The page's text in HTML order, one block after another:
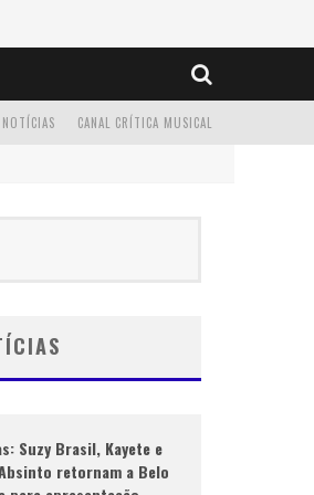
CANAL CRÍTICA MUSICAL
Suzy Brasil, Kayete e
retornam a Belo